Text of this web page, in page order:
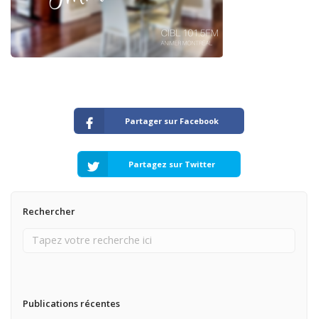
Partager sur Facebook
Partagez sur Twitter
Rechercher
Publications récentes